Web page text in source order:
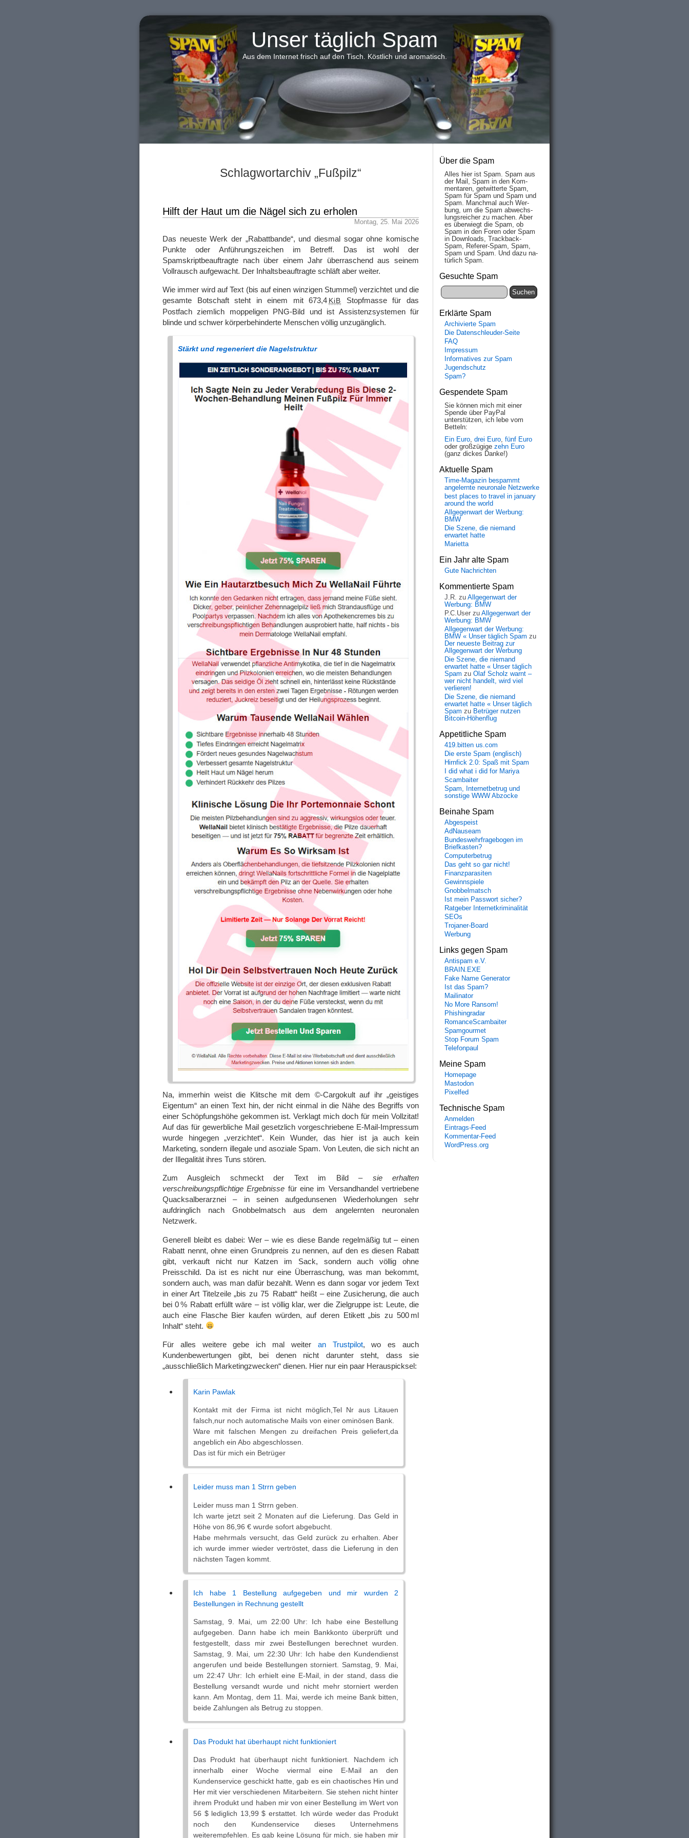
Unser täglich Spam
Aus dem Internet frisch auf den Tisch. Köstlich und aromatisch.
Schlagwortarchiv „Fußpilz“
Hilft der Haut um die Nägel sich zu erholen
Montag, 25. Mai 2026
Das neueste Werk der „Rabattbande“, und diesmal sogar ohne komische
Punkte oder Anführungszeichen im Betreff. Das ist wohl der
Spamskriptbeauftragte nach über einem Jahr überraschend aus seinem
Vollrausch aufgewacht. Der Inhaltsbeauftragte schläft aber weiter.
Wie immer wird auf Text (bis auf einen winzigen Stummel) verzichtet und die
gesamte Botschaft steht in einem mit 673,4 KiB
Stopfmasse für das
Postfach ziemlich moppeligen PNG-Bild und ist Assistenzsystemen für
blinde und schwer körperbehinderte Menschen völlig unzugänglich.
Stärkt und regeneriert die Nagelstruktur
Na, immerhin weist die Klitsche mit dem ©-Cargokult auf ihr „geistiges
Eigentum“ an einen Text hin, der nicht einmal in die Nähe des Begriffs von
einer Schöpfungshöhe gekommen ist. Verklagt mich doch für mein Vollzitat!
Auf das für gewerbliche Mail gesetzlich vorgeschriebene E-Mail-Impressum
wurde hingegen „verzichtet“. Kein Wunder, das hier ist ja auch kein
Marketing, sondern illegale und asoziale Spam. Von Leuten, die sich nicht an
der Illegalität ihres Tuns stören.
Zum Ausgleich schmeckt der Text im Bild – sie erhalten
verschreibungspflichtige Ergebnisse für eine im Versandhandel vertriebene
Quacksalberarznei – in seinen aufgedunsenen Wiederholungen sehr
aufdringlich nach Gnobbelmatsch aus dem angelernten neuronalen
Netzwerk.
Generell bleibt es dabei: Wer – wie es diese Bande regelmäßig tut – einen
Rabatt nennt, ohne einen Grundpreis zu nennen, auf den es diesen Rabatt
gibt, verkauft nicht nur Katzen im Sack, sondern auch völlig ohne
Preisschild. Da ist es nicht nur eine Überraschung, was man bekommt,
sondern auch, was man dafür bezahlt. Wenn es dann sogar vor jedem Text
in einer Art Titelzeile „bis zu 75 Rabatt“ heißt – eine Zusicherung, die auch
bei 0 % Rabatt erfüllt wäre – ist völlig klar, wer die Zielgruppe ist: Leute, die
auch eine Flasche Bier kaufen würden, auf deren Etikett „bis zu 500 ml
Inhalt“ steht.
Für alles weitere gebe ich mal weiter an Trustpilot, wo es auch
Kundenbewertungen gibt, bei denen nicht darunter steht, dass sie
„ausschließlich Marketingzwecken“ dienen. Hier nur ein paar Herauspicksel:
Karin Pawlak
Kontakt mit der Firma ist nicht möglich,Tel Nr aus Litauen
falsch,nur noch automatische Mails von einer ominösen Bank.
Ware mit falschen Mengen zu dreifachen Preis geliefert,da
angeblich ein Abo abgeschlossen.
Das ist für mich ein Betrüger
Leider muss man 1 Strrn geben
Leider muss man 1 Strrn geben.
Ich warte jetzt seit 2 Monaten auf die Lieferung. Das Geld in
Höhe von 86,96 € wurde sofort abgebucht.
Habe mehrmals versucht, das Geld zurück zu erhalten. Aber
ich wurde immer wieder vertröstet, dass die Lieferung in den
nächsten Tagen kommt.
Ich habe 1 Bestellung aufgegeben und mir wurden 2
Bestellungen in Rechnung gestellt
Samstag, 9. Mai, um 22:00 Uhr: Ich habe eine Bestellung
aufgegeben. Dann habe ich mein Bankkonto überprüft und
festgestellt, dass mir zwei Bestellungen berechnet wurden.
Samstag, 9. Mai, um 22:30 Uhr: Ich habe den Kundendienst
angerufen und beide Bestellungen storniert. Samstag, 9. Mai,
um 22:47 Uhr: Ich erhielt eine E-Mail, in der stand, dass die
Bestellung versandt wurde und nicht mehr storniert werden
kann. Am Montag, dem 11. Mai, werde ich meine Bank bitten,
beide Zahlungen als Betrug zu stoppen.
Das Produkt hat überhaupt nicht funktioniert
Das Produkt hat überhaupt nicht funktioniert. Nachdem ich
innerhalb einer Woche viermal eine E-Mail an den
Kundenservice geschickt hatte, gab es ein chaotisches Hin und
Her mit vier verschiedenen Mitarbeitern. Sie stehen nicht hinter
ihrem Produkt und haben mir von einer Bestellung im Wert von
56 $ lediglich 13,99 $ erstattet. Ich würde weder das Produkt
noch den Kundenservice dieses Unternehmens
weiterempfehlen. Es gab keine Lösung für mich, sie haben mir
Über die Spam
Alles hier ist Spam. Spam aus
der Mail, Spam in den Kom­
men­taren, ge­twit­ter­te Spam,
Spam für Spam und Spam und
Spam. Manch­mal auch Wer­
bung, um die Spam ab­wechs­
lungs­reich­er zu mach­en. Aber
es über­wiegt die Spam, ob
Spam in den Fo­ren oder Spam
in Down­loads, Track­back-
Spam, Re­fe­rer-Spam, Spam,
Spam und Spam. Und da­zu na­
tür­lich Spam.
Gesuchte Spam
Erklärte Spam
Archivierte Spam
Die Datenschleuder-Seite
FAQ
Impressum
Informatives zur Spam
Jugendschutz
Spam?
Gespendete Spam
Sie können mich mit einer
Spende über PayPal
unterstützen, ich lebe vom
Betteln:
Ein Euro, drei Euro, fünf Euro
oder großzügige zehn Euro
(ganz dickes Danke!)
Aktuelle Spam
Time-Magazin bespammt
angelernte neuronale Netzwerke
best places to travel in january
around the world
Allgegenwart der Werbung:
BMW
Die Szene, die niemand
erwartet hatte
Marietta
Ein Jahr alte Spam
Gute Nachrichten
Kommentierte Spam
J.R. zu Allgegenwart der
Werbung: BMW
P.C.User zu Allgegenwart der
Werbung: BMW
Allgegenwart der Werbung:
BMW « Unser täglich Spam zu
Der neueste Beitrag zur
Allgegenwart der Werbung
Die Szene, die niemand
erwartet hatte « Unser täglich
Spam zu Olaf Scholz warnt –
wer nicht handelt, wird viel
verlieren!
Die Szene, die niemand
erwartet hatte « Unser täglich
Spam zu Betrüger nutzen
Bitcoin-Höhenflug
Appetitliche Spam
419.bitten us.com
Die erste Spam (englisch)
Hirnfick 2.0: Spaß mit Spam
I did what i did for Mariya
Scambaiter
Spam, Internetbetrug und
sonstige WWW Abzocke
Beinahe Spam
Abgespeist
AdNauseam
Bundeswehrfragebogen im
Briefkasten?
Computerbetrug
Das geht so gar nicht!
Finanzparasiten
Gewinnspiele
Gnobbelmatsch
Ist mein Passwort sicher?
Ratgeber Internetkriminalität
SEOs
Trojaner-Board
Werbung
Links gegen Spam
Antispam e.V.
BRAIN.EXE
Fake Name Generator
Ist das Spam?
Mailinator
No More Ransom!
Phishingradar
RomanceScambaiter
Spamgourmet
Stop Forum Spam
Telefonpaul
Meine Spam
Homepage
Mastodon
Pixelfed
Technische Spam
Anmelden
Eintrags-Feed
Kommentar-Feed
WordPress.org